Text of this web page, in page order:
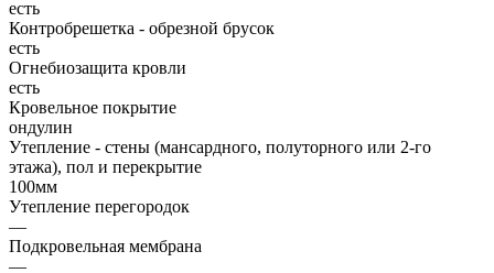
есть
Контробрешетка - обрезной брусок
есть
Огнебиозащита кровли
есть
Кровельное покрытие
ондулин
Утепление - стены (мансардного, полуторного или 2-го
этажа), пол и перекрытие
100мм
Утепление перегородок
—
Подкровельная мембрана
—